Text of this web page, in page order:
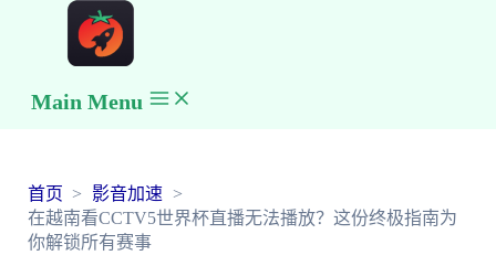
Main Menu
首页
影音加速
在越南看CCTV5世界杯直播无法播放？这份终极指南为
你解锁所有赛事